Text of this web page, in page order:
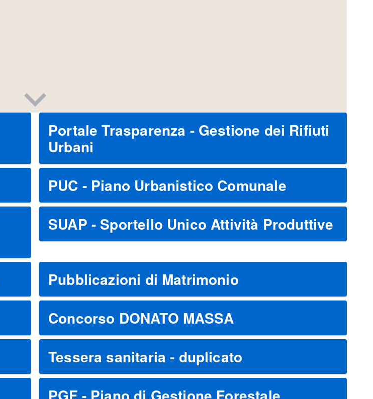
Portale Trasparenza - Gestione dei Rifiuti
Urbani
PUC - Piano Urbanistico Comunale
SUAP - Sportello Unico Attività Produttive
Pubblicazioni di Matrimonio
Concorso DONATO MASSA
Tessera sanitaria - duplicato